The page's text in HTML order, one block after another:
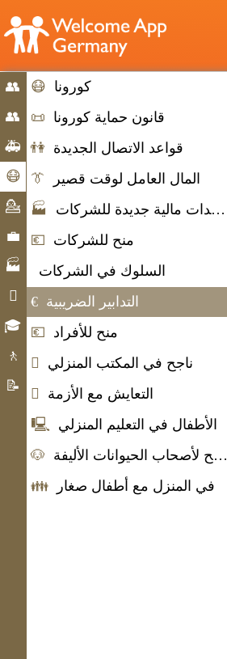
👥
بدء
👥
الهجرة
والهجرة
🚑
حالات
الطوارئ
😷
كورونا
💁
تقديم
المشورة
💼
سوق
العمل
🏭
الشركات

الحياة
اليومية
🎓
الفرص
التعليمية
🚶
نظام
اللجوء
📝
برنامج
😷 كورونا
📜 قانون حماية كورونا
👫 قواعد الاتصال الجديدة
👔
المال العامل لوقت قصير
🏭
مساعدات مالية جديدة للشركات
💶 منح للشركات
السلوك في الشركات
€ التدابير الضريبية
💶 منح للأفراد

ناجح في المكتب المنزلي

التعايش مع الأزمة
🖳 الأطفال في التعليم المنزلي
🐶
نصائح لأصحاب الحيوانات الأليفة
👪
في المنزل مع أطفال صغار